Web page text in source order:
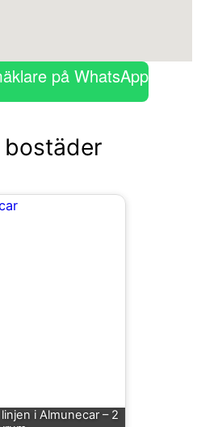
på WhatsApp
bostäder
i Almunecar – 2